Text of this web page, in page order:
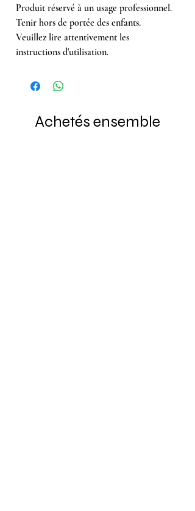
Produit réservé à un usage professionnel.
Tenir hors de portée des enfants.
Veuillez lire attentivement les
instructions d'utilisation.
Achetés ensemble